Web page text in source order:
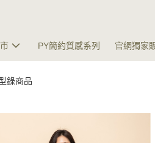
PY簡約質感系列 官網獨家
錄商品